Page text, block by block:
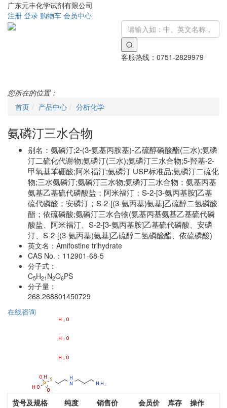
广东元丰化学试剂有限公司
注册 登录 购物车 会员中心
客服热线： 0751-2829979
您所在的位置：
首页
产品中心 分析化学
氨磷汀三水合物
别名： 氨磷汀;2-(3-氨基丙胺基)-乙硫醇磷酸酯(三水);氨磷
汀二硫化代谢物;氨磷汀(三水);氨磷汀三水合物;5-羟基-2-
甲氧基苯硼酸;阿米福汀;氨磷汀 USP标准品;氨磷汀二硫化
物;三水氨磷汀;氨磷汀三水物;氨磷汀三水合物；氨基丙基
氨基乙基硫代磷酸盐；阿米福汀；S-2-[3-氨丙基胺]乙基
硫代磷酸；安磷汀；S-2-[(3-氨丙基)氨基]乙硫醇二氢磷酸
酯；依硫磷酸;氨磷汀三水合物(氨基丙基氨基乙基硫代磷
酸盐、阿米福汀、S-2-[3-氨丙基胺]乙基硫代磷酸、安磷
汀、S-2-[(3-氨丙基)氨基]乙硫醇二氢磷酸酯、依硫磷酸)
英文名： Amifostine trihydrate
CAS No.： 112901-68-5
分子式：
C5H21 N2O6PS
分子量：
268.268801450729
在线咨询
货号及规格 纯度 销售价 会员价 库存
操作